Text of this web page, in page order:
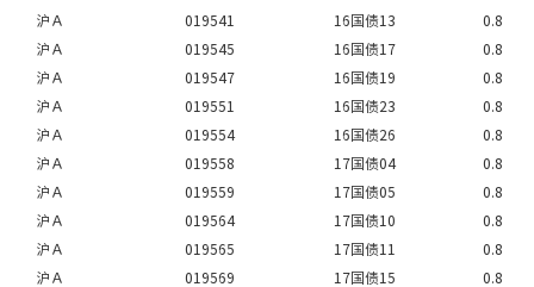
沪Ａ
019541 16国债13
0.8
沪Ａ
019545 16国债17
0.8
沪Ａ
019547 16国债19
0.8
沪Ａ
019551 16国债23
0.8
沪Ａ
019554 16国债26
0.8
沪Ａ
019558 17国债04
0.8
沪Ａ
019559 17国债05
0.8
沪Ａ
019564 17国债10
0.8
沪Ａ
019565 17国债11
0.8
沪Ａ
019569 17国债15
0.8